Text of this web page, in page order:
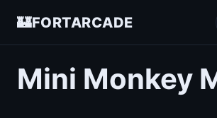
🏰FORTARCADE
Mini Monkey